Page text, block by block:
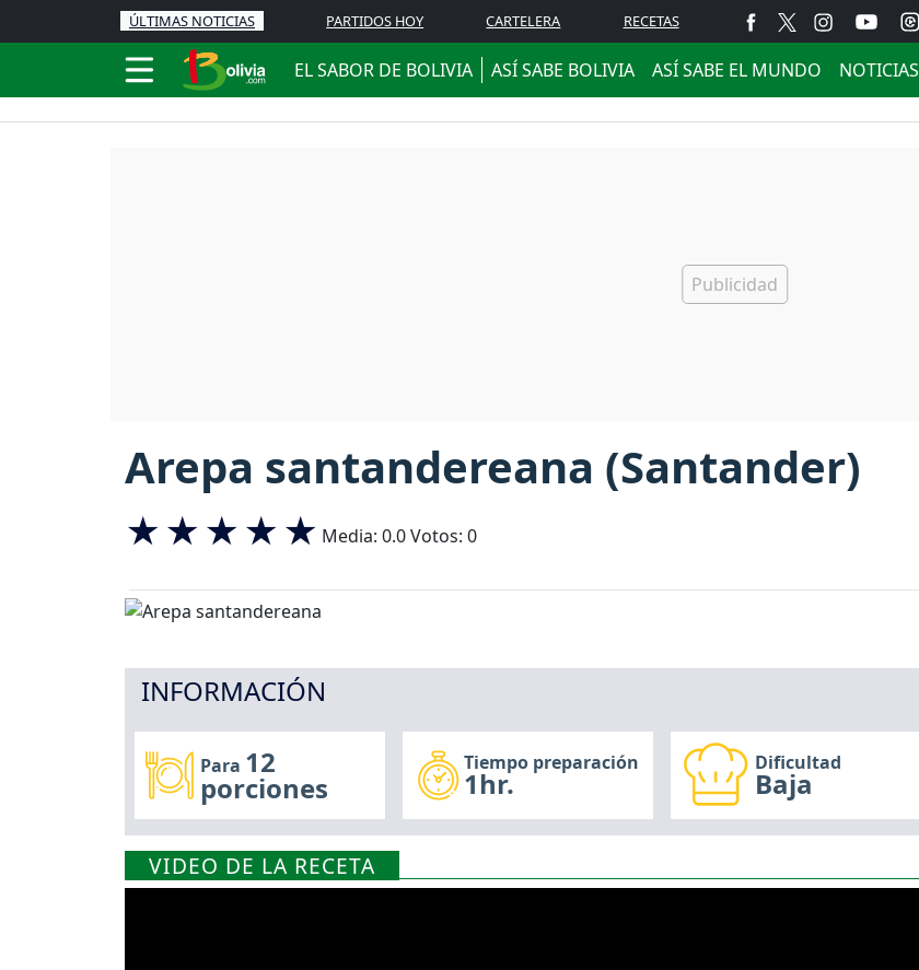
ÚLTIMAS NOTICIAS PARTIDOS HOY CARTELERA RECETAS
EL SABOR DE BOLIVIA ASÍ SABE BOLIVIA ASÍ SABE EL MUNDO NOTICIAS
Arepa santandereana (Santander)
Media: 0.0Votos: 0
INFORMACIÓN
Para 12
porciones
Tiempo preparación
1hr.
Dificultad
Baja
VIDEO DE LA RECETA